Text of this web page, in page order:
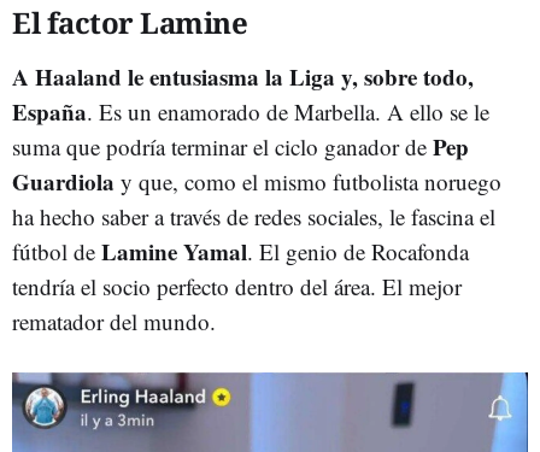
El factor Lamine
A Haaland le entusiasma la Liga y, sobre todo,
España. Es un enamorado de Marbella. A ello se le
suma que podría terminar el ciclo ganador de Pep
Guardiola y que, como el mismo futbolista noruego
ha hecho saber a través de redes sociales, le fascina el
fútbol de Lamine Yamal. El genio de Rocafonda
tendría el socio perfecto dentro del área. El mejor
rematador del mundo.